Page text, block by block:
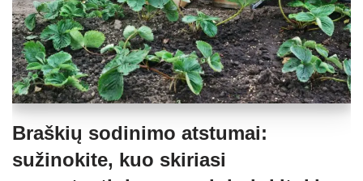
Braškių sodinimo atstumai:
sužinokite, kuo skiriasi